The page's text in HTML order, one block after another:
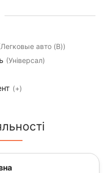
авто (B))
(Універсал)
(+)